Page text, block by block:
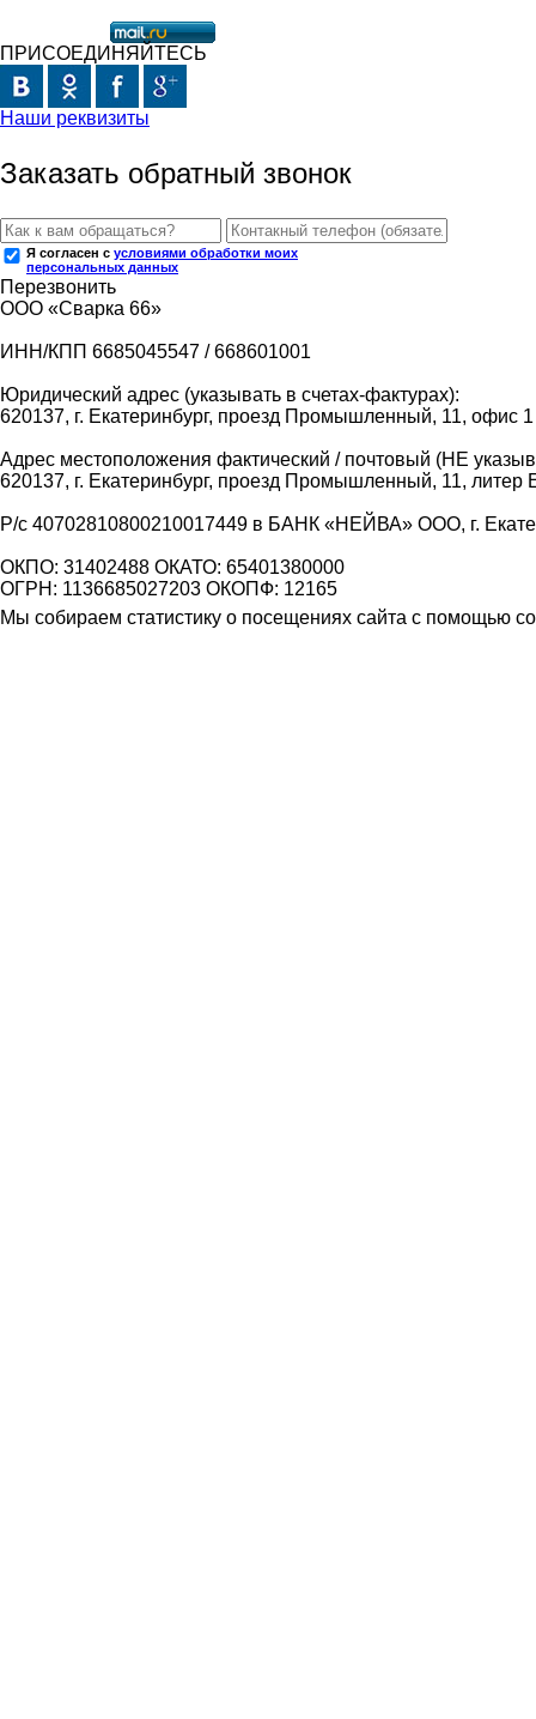
ПРИСОЕДИНЯЙТЕСЬ
Наши реквизиты
Заказать обратный звонок
Я согласен с условиями обработки моих
персональных данных
Перезвонить
ООО «Сварка 66»
ИНН/КПП 6685045547 / 668601001
Юридический адрес (указывать в счетах-фактурах):
620137, г. Екатеринбург, проезд Промышленный, 11, офис 1
Адрес местоположения фактический / почтовый (НЕ
620137, г. Екатеринбург, проезд Промышленный, 11, литер
Р/с 40702810800210017449 в БАНК «НЕЙВА» ООО, г.
ОКПО: 31402488 ОКАТО: 65401380000
ОГРН: 1136685027203 ОКОПФ: 12165
Мы собираем статистику о посещениях сайта с помощью